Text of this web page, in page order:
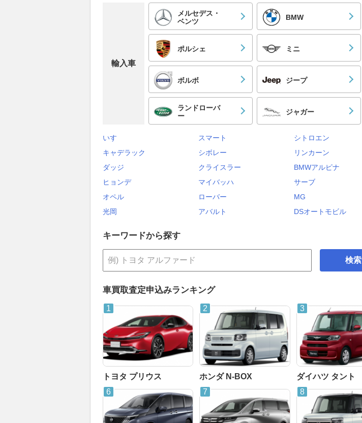
輸入車
メルセデス・
ベンツ
BMW
ポルシェ ミニ
ボルボ ジープ
ランドローバ
ー
ジャガー
いすゞ スマート シトロエン
キャデラック
シボレー リンカーン
ダッジ
クライスラー BMWアルピナ
ヒョンデ
マイバッハ サーブ
オペル
ローバー MG
光岡
アバルト DSオートモビル
キーワードから探す
検索
車買取査定申込みランキング
トヨタ プリウス ホンダ N-BOX ダイハツ タント